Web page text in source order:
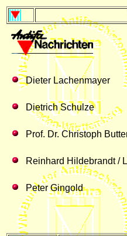
Dieter Lachenmayer
Dietrich Schulze
Prof. Dr. Christoph
Reinhard Hildebrandt /
Peter Gingold